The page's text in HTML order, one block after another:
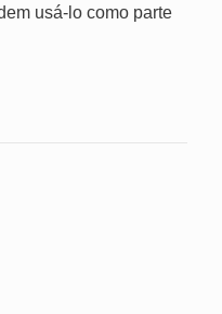
usá-lo como parte